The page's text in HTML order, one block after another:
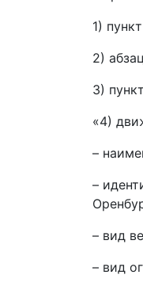
1)
2)
3)
«4)
–
–
– вид
– вид